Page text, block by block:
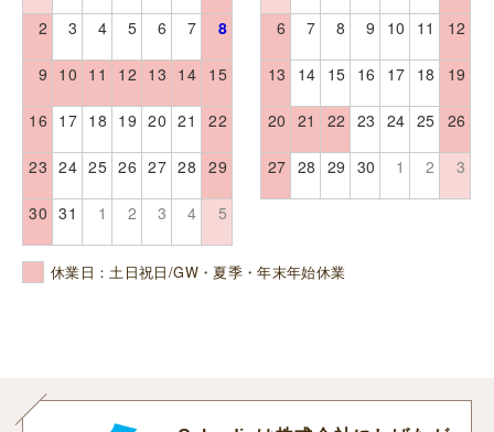
2 3 4 5 6 7 8
9 10 11 12 13 14 15
16 17 18 19 20 21 22
23 24 25 26 27 28 29
30 31 1 2 3 4 5
6 7 8 9 10 11 12
13 14 15 16 17 18 19
20 21 22 23 24 25 26
27 28 29 30 1 2 3
休業日：土日祝日/GW・夏季・年末年始休業